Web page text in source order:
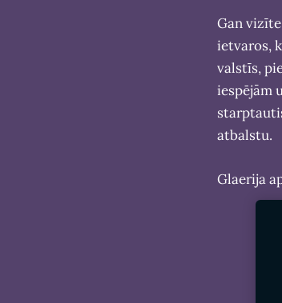
Gan
ietvaros,
valstīs,
iespējām
atbalstu.
Glaerija